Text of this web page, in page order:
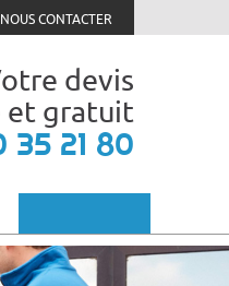
NOUS CONTACTER
devis
et gratuit
35 21 80